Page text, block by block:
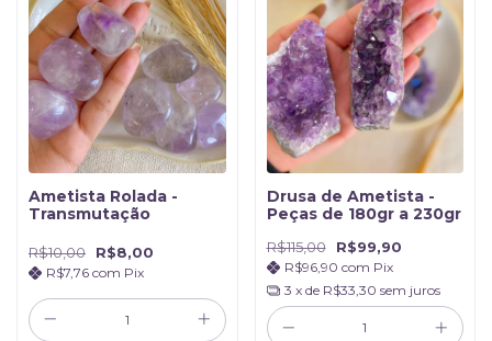
Ametista Rolada -
Transmutação
R$10,00 R$8,00
R$7,76 com Pix
Drusa de Ametista -
Peças de 180gr a 230gr
R$115,00 R$99,90
R$96,90 com Pix
3 x de R$33,30 sem juros